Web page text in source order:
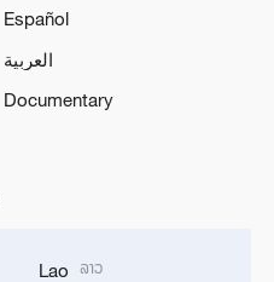
Español
العربية
Documentary
Lao ລາວ